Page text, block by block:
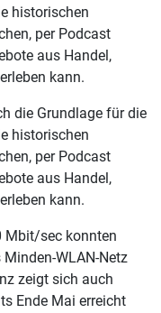
historischen
per Podcast
aus Handel,
kann.
die Grundlage für die
historischen
per Podcast
aus Handel,
kann.
Mbit/sec konnten
WLAN-Netz
zeigt sich auch
Ende Mai erreicht